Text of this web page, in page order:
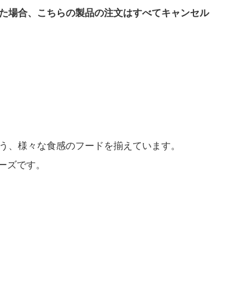
場合、こちらの製品の注文はすべてキャンセル
様々な食感のフードを揃えています。
ズです。